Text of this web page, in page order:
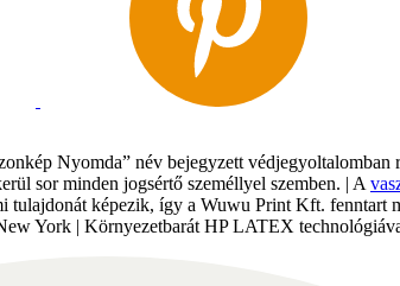
Nyomda” név bejegyzett
sor minden jogsértő személlyel szemben. | A
képezik, így a Wuwu Print Kft. fenntart
York | Környezetbarát HP LATEX